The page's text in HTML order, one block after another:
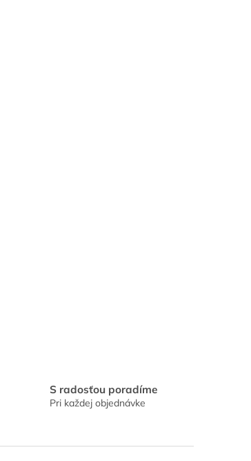
S radosťou poradíme
Pri každej objednávke